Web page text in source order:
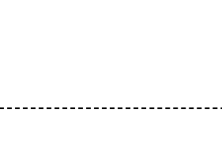
durable à l’École (2003-2009). Il a